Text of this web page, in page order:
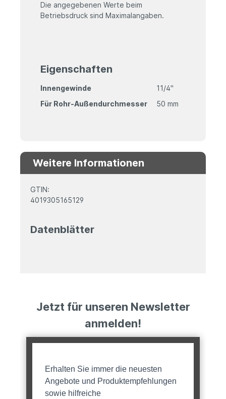
Die angegebenen Werte beim
Betriebsdruck sind Maximalangaben.
Eigenschaften
Innengewinde
11/4"
Für Rohr-Außendurchmesser
50 mm
Weitere Informationen
GTIN:
4019305165129
Datenblätter
Jetzt für unseren Newsletter
anmelden!
Erhalten Sie immer die neuesten
Angebote und Produktempfehlungen
sowie hilfreiche